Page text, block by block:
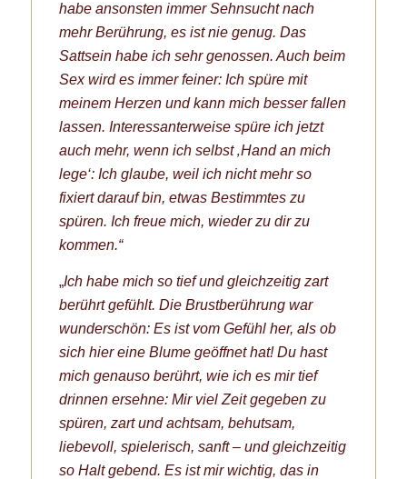
habe ansonsten immer Sehnsucht nach
mehr Berührung, es ist nie genug. Das
Sattsein habe ich sehr genossen. Auch beim
Sex wird es immer feiner: Ich spüre mit
meinem Herzen und kann mich besser fallen
lassen. Interessanterweise spüre ich jetzt
auch mehr, wenn ich selbst ‚Hand an mich
lege‘: Ich glaube, weil ich nicht mehr so
fixiert darauf bin, etwas Bestimmtes zu
spüren. Ich freue mich, wieder zu dir zu
kommen.“
„Ich habe mich so tief und gleichzeitig zart
berührt gefühlt. Die Brustberührung war
wunderschön: Es ist vom Gefühl her, als ob
sich hier eine Blume geöffnet hat! Du hast
mich genauso berührt, wie ich es mir tief
drinnen ersehne: Mir viel Zeit gegeben zu
spüren, zart und achtsam, behutsam,
liebevoll, spielerisch, sanft – und gleichzeitig
so Halt gebend. Es ist mir wichtig, das in